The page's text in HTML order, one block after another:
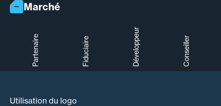
Marché
Partenaire Fiduciaire Développeur Conseiller
Utilisation du logo